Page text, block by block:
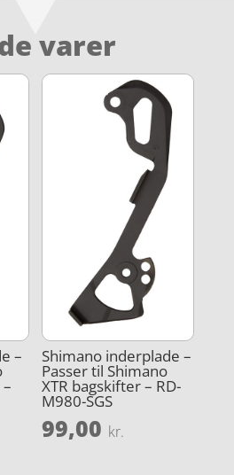
varer
– Shimano inderplade –
Passer til Shimano
XTR bagskifter – RD-
M980-SGS
99,00 kr.